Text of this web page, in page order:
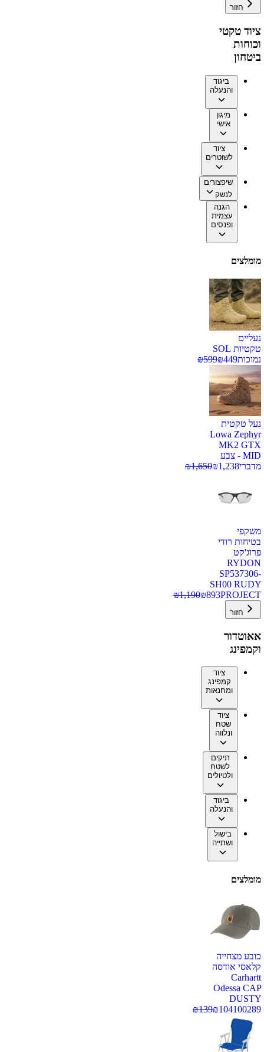
חזור
ציוד טקטי
וכוחות
ביטחון
ביגוד
והנעלה
מיגון
אישי
ציוד
לשוטרים
שיפצורים
לנשק
הגנה
עצמית
ופנסים
מומלצים
נעליים
טקטיות SOL
נמוכות
₪449
₪599
נעל טקטית
Lowa Zephyr
MK2 GTX
MID - צבע
מדברי
₪1,238
₪1,650
משקפי
בטיחות רודי
פרוג'קט
RYDON
SP537306-
SH00 RUDY
PROJECT
₪893
₪1,190
חזור
אאוטדור
וקמפינג
ציוד
קמפינג
ומחנאות
ציוד
שטח
ונלווה
תיקים
לשטח
ולטיולים
ביגוד
והנעלה
בישול
ושתייה
מומלצים
כובע מצחייה
קלאסי אודסה
Carhartt
Odessa CAP
DUSTY
100289
₪104
₪139